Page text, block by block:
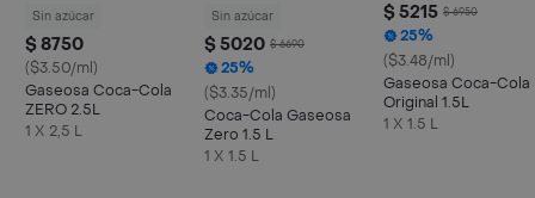
Sin azúcar
$ 8750
($3.50/ml)
Gaseosa Coca-Cola
ZERO 2.5L
1 X 2,5 L
Sin azúcar
$ 5020 $ 6690
25%
($3.35/ml)
Coca-Cola Gaseosa
Zero 1.5 L
1 X 1.5 L
$ 5215 $ 6950
25%
($3.48/ml)
Gaseosa Coca-Cola
Original 1.5L
1 X 1.5 L